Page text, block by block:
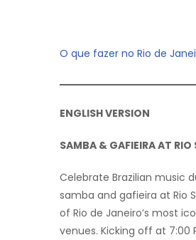
O que fazer no Rio de
ENGLISH VERSION
SAMBA & GAFIEIRA AT RIO
Celebrate Brazilian music
samba and gafieira at Rio
of Rio de Janeiro’s most
venues. Kicking off at 7:00